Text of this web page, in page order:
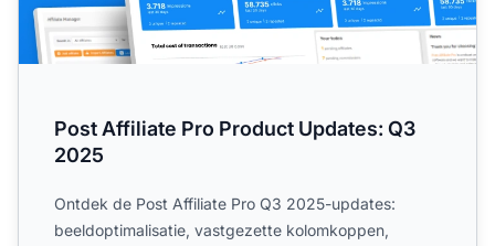
Post Affiliate Pro Product Updates: Q3
2025
Ontdek de Post Affiliate Pro Q3 2025-updates:
beeldoptimalisatie, vastgezette kolomkoppen,